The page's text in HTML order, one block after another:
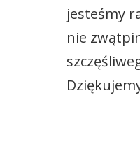
jesteśmy
nie